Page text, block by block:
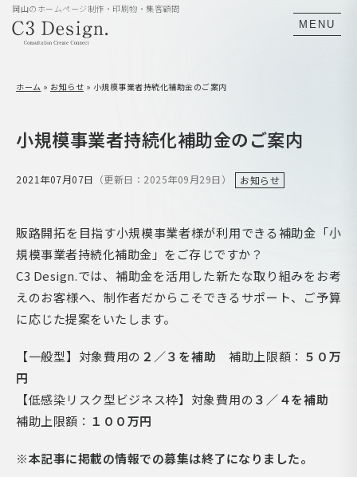
岡山のホームページ制作・印刷物・集客顧問
MENU
ホーム » お知らせ » 小規模事業者持続化補助金のご案内
小規模事業者持続化補助金のご案内
2021年07月07日 （更新日：2025年09月29日） お知らせ
販路開拓を目指す小規模事業者様が利用できる補助金「小
規模事業者持続化補助金」をご存じですか？
C3 Design.では、補助金を活用した新たな取り組みをお考
えのお客様へ、制作者だからこそできるサポート、ご予算
に応じた提案をいたします。
【一般型】対象費用の ２／３を補助 補助上限額： ５０万
円
【低感染リスク型ビジネス枠】対象費用の ３／４を補助
補助上限額： １００万円
※本記事に掲載の情報での募集は終了になりました。